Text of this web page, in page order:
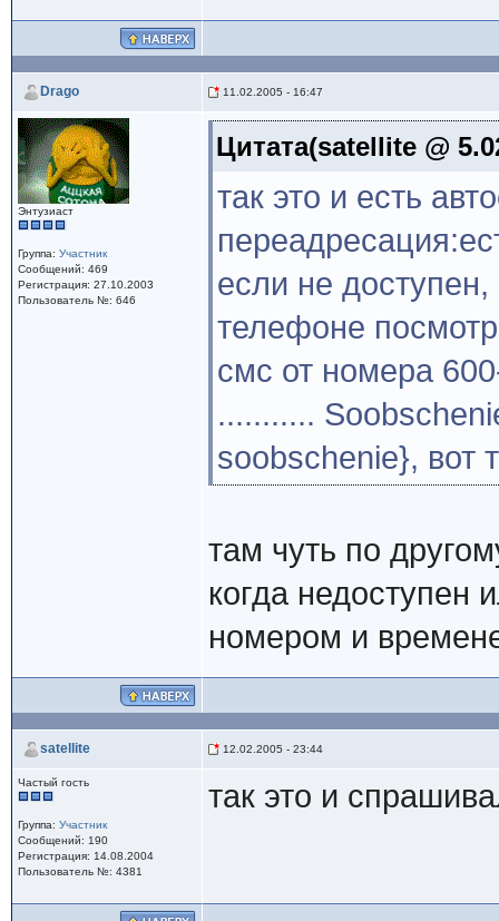
Drago 11.02.2005 - 16:47
Энтузиаст
Группа: Участник
Сообщений: 469
Регистрация: 27.10.2003
Пользователь №: 646
Цитата(satellite @
так это и есть
если не
телефоне
смс от номера
...........
soobschenie}, вот
там чуть по
когда недоступен
номером и
satellite 12.02.2005 - 23:44
Частый гость
Группа: Участник
Сообщений: 190
Регистрация: 14.08.2004
Пользователь №: 4381
так это и